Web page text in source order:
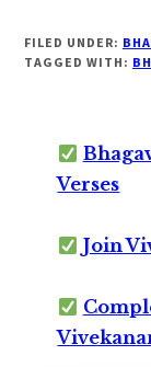
FILED UNDER:
TAGGED WITH:
Verses
Join